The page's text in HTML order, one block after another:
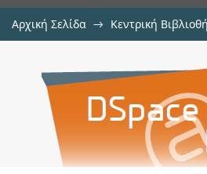
Αρχική Σελίδα → Κεντρική